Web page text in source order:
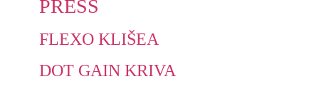
PRESS
FLEXO KLIŠEA
DOT GAIN KRIVA